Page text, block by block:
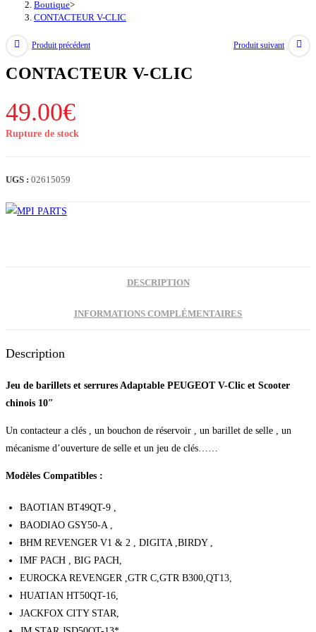
Boutique>
CONTACTEUR V-CLIC
Produit précédent Produit suivant
CONTACTEUR V-CLIC
49.00€
Rupture de stock
UGS : 02615059
DESCRIPTION
INFORMATIONS COMPLÉMENTAIRES
Description
Jeu de barillets et serrures Adaptable PEUGEOT V-Clic et Scooter
chinois 10″
Un contacteur a clés , un bouchon de réservoir , un barillet de selle , un
mécanisme d’ouverture de selle et un jeu de clés……
Modèles Compatibles :
BAOTIAN BT49QT-9 ,
BAODIAO GSY50-A ,
BHM REVENGER V1 & 2 , DIGITA ,BIRDY ,
IMF PACH , BIG PACH,
EUROCKA REVENGER ,GTR C,GTR B300,QT13,
HUATIAN HT50QT-16,
JACKFOX CITY STAR,